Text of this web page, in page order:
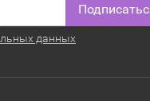
данных